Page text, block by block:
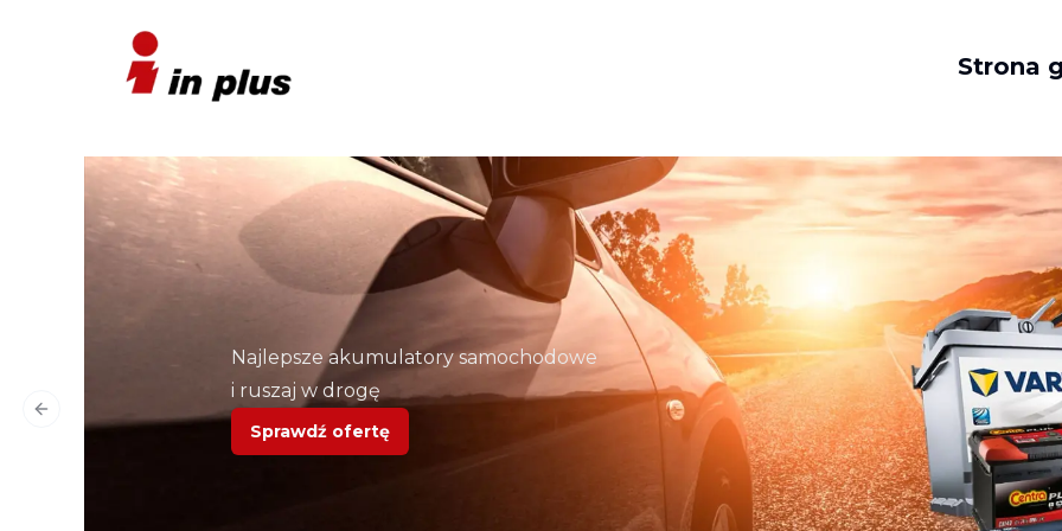
Strona
Najlepsze akumulatory samochodowe
i ruszaj w drogę
Sprawdź ofertę
Previous slide